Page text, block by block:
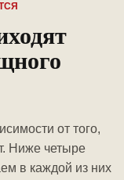
от того,
Ниже четыре
в каждой из них